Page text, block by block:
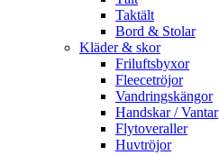
Taktält
Bord & Stolar
Kläder & skor
Friluftsbyxor
Fleecetröjor
Vandringskängor
Handskar / Vantar
Flytoveraller
Huvtröjor